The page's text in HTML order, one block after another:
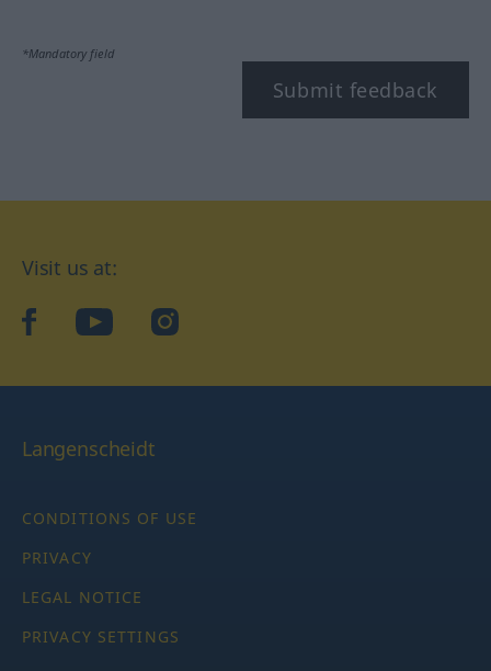
*Mandatory field
Submit feedback
Visit us at:
facebookYouTubeInstagram
Langenscheidt
CONDITIONS OF USE
PRIVACY
LEGAL NOTICE
PRIVACY SETTINGS